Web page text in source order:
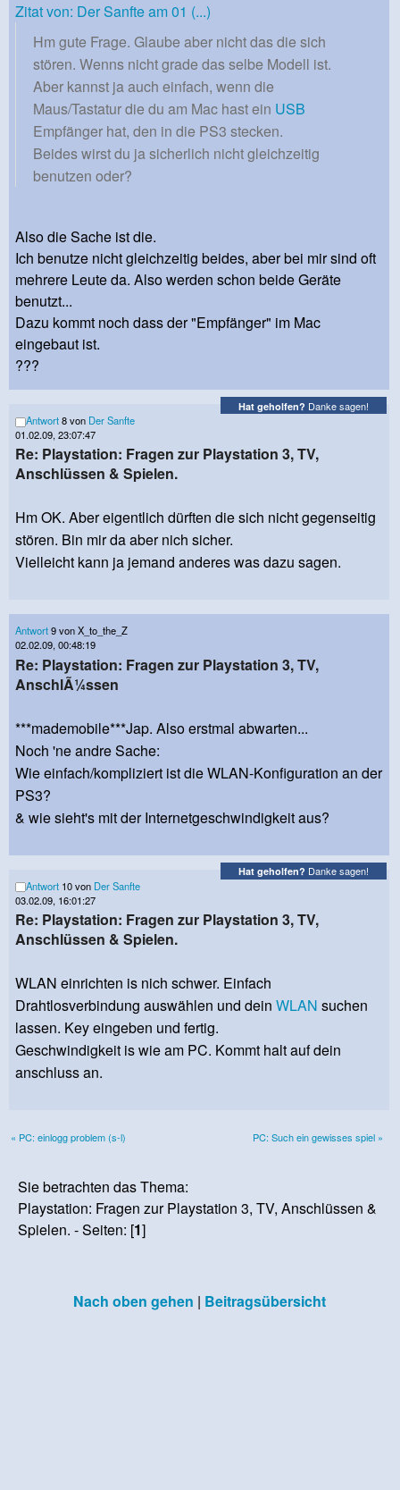
Zitat von: Der Sanfte am 01 (...)
Hm gute Frage. Glaube aber nicht das die sich
stören. Wenns nicht grade das selbe Modell ist.
Aber kannst ja auch einfach, wenn die
Maus/Tastatur die du am Mac hast ein USB
Empfänger hat, den in die PS3 stecken.
Beides wirst du ja sicherlich nicht gleichzeitig
benutzen oder?
Also die Sache ist die.
Ich benutze nicht gleichzeitig beides, aber bei mir sind oft
mehrere Leute da. Also werden schon beide Geräte
benutzt...
Dazu kommt noch dass der "Empfänger" im Mac
eingebaut ist.
???
Hat geholfen? Danke sagen!
Antwort8 von Der Sanfte
01.02.09, 23:07:47
Re: Playstation: Fragen zur Playstation 3, TV,
Anschlüssen & Spielen.
Hm OK. Aber eigentlich dürften die sich nicht gegenseitig
stören. Bin mir da aber nich sicher.
Vielleicht kann ja jemand anderes was dazu sagen.
Antwort9 von X_to_the_Z
02.02.09, 00:48:19
Re: Playstation: Fragen zur Playstation 3, TV,
AnschlÃ¼ssen
***mademobile***Jap. Also erstmal abwarten...
Noch 'ne andre Sache:
Wie einfach/kompliziert ist die WLAN-Konfiguration an der
PS3?
& wie sieht's mit der Internetgeschwindigkeit aus?
Hat geholfen? Danke sagen!
Antwort 10 von Der Sanfte
03.02.09, 16:01:27
Re: Playstation: Fragen zur Playstation 3, TV,
Anschlüssen & Spielen.
WLAN einrichten is nich schwer. Einfach
Drahtlosverbindung auswählen und dein WLAN suchen
lassen. Key eingeben und fertig.
Geschwindigkeit is wie am PC. Kommt halt auf dein
anschluss an.
« PC: einlogg problem (s-l) PC: Such ein gewisses spiel »
Sie betrachten das Thema:
Playstation: Fragen zur Playstation 3, TV, Anschlüssen &
Spielen. - Seiten: [1]
Nach oben gehen | Beitragsübersicht